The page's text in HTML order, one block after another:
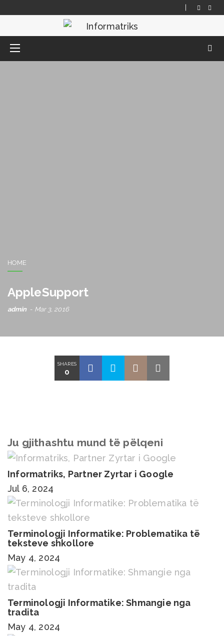
HOME
AppleSupport
admin Mar 3, 2016
SHARES
0
Ju gjithashtu mund të pëlqeni
Informatriks, Partner Zyrtar i Google
Jul 6, 2024
Terminologji Informatike: Problematika të
teksteve shkollore
May 4, 2024
Terminologji Informatike: Shmangie nga
tradita
May 4, 2024